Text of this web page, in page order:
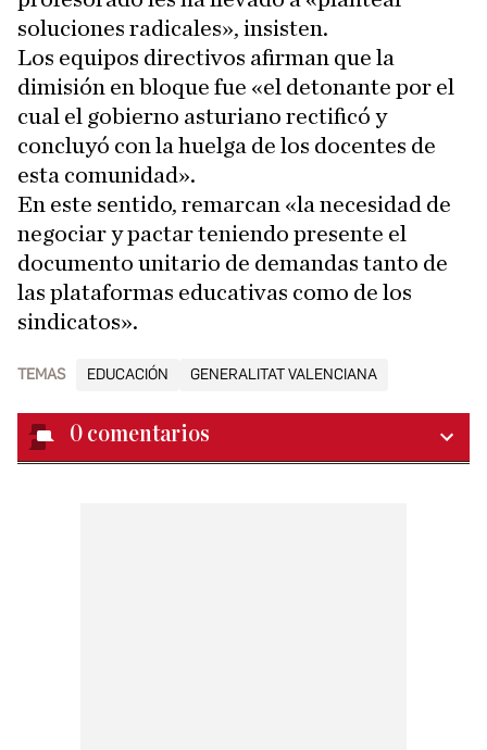
soluciones radicales», insisten.
Los equipos directivos afirman que la
dimisión en bloque fue «el detonante por el
cual el gobierno asturiano rectificó y
concluyó con la huelga de los docentes de
esta comunidad».
En este sentido, remarcan «la necesidad de
negociar y pactar teniendo presente el
documento unitario de demandas tanto de
las plataformas educativas como de los
sindicatos».
TEMAS EDUCACIÓN GENERALITAT VALENCIANA
0 comentarios